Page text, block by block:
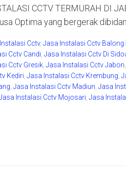
CCTV TERMURAH DI
Optima yang bergerak
Cctv, Jasa Instalasi Cctv Balong
Cctv Candi Jasa Instalasi Cctv Di
Cctv Gresik Jasa Instalasi Cctv Jabon
Kediri Jasa Instalasi Cctv Krembung
Jasa Instalasi Cctv Madiun Jasa
Instalasi Cctv Mojosari Jasa